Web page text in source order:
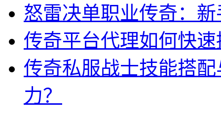
怒雷决单职业传奇：
传奇平台代理如何快
传奇私服战士技能搭
力？